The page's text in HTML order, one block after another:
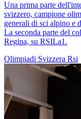
Una prima parte
svizzero, campione
generali di sci alpino e
La seconda parte del
Regina, su RSILa1.
Olimpiadi Svizzera Rsi